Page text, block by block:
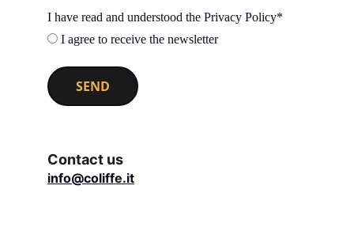
Contact us
I have read and understood the Privacy Policy*
I agree to receive the newsletter
SEND
info@coliffe.it